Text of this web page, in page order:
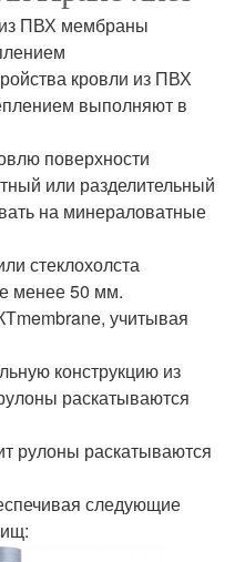
ПВХ мембраны
кровли из ПВХ
выполняют в
поверхности
или разделительный
на минераловатные
стеклохолста
менее 50 мм.
учитывая
конструкцию из
раскатываются
рулоны раскатываются
следующие